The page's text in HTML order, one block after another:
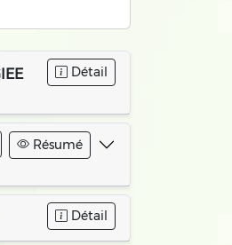
Détail
Résumé
Détail